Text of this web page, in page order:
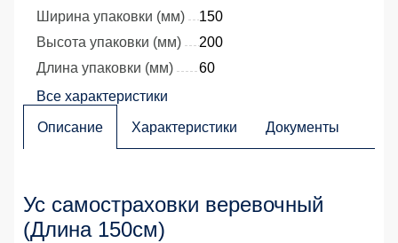
Ширина упаковки (мм)
150
Высота упаковки (мм)
200
Длина упаковки (мм)
60
Все характеристики
Описание Характеристики Документы
Ус самостраховки веревочный
(Длина 150см)